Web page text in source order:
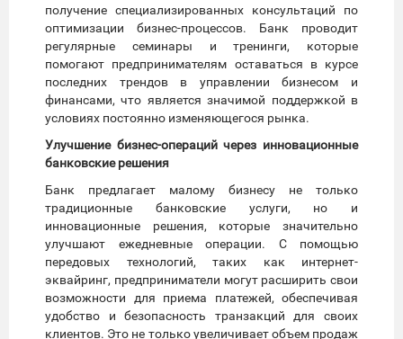
получение специализированных консультаций по
оптимизации бизнес-процессов. Банк проводит
регулярные семинары и тренинги, которые
помогают предпринимателям оставаться в курсе
последних трендов в управлении бизнесом и
финансами, что является значимой поддержкой в
условиях постоянно изменяющегося рынка.
Улучшение бизнес-операций через инновационные
банковские решения
Банк предлагает малому бизнесу не только
традиционные банковские услуги, но и
инновационные решения, которые значительно
улучшают ежедневные операции. С помощью
передовых технологий, таких как интернет-
эквайринг, предприниматели могут расширить свои
возможности для приема платежей, обеспечивая
удобство и безопасность транзакций для своих
клиентов. Это не только увеличивает объем продаж